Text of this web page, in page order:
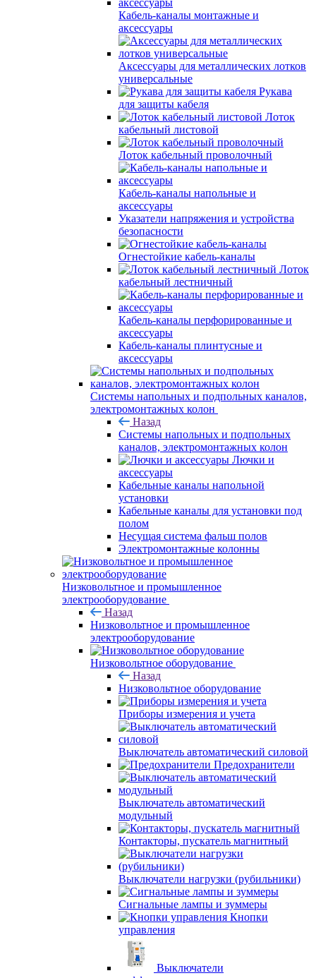
Кабель-каналы монтажные и
аксессуары
Аксессуары для металлических лотков
универсальные
Рукава
для защиты кабеля
Лоток
кабельный листовой
Лоток кабельный проволочный
Кабель-каналы напольные и
аксессуары
Указатели напряжения и устройства
безопасности
Огнестойкие кабель-каналы
Лоток
кабельный лестничный
Кабель-каналы перфорированные и
аксессуары
Кабель-каналы плинтусные и
аксессуары
Системы напольных и подпольных каналов,
электромонтажных колон
Назад
Системы напольных и подпольных
каналов, электромонтажных колон
Лючки и
аксессуары
Кабельные каналы напольной
установки
Кабельные каналы для установки под
полом
Несущая система фальш полов
Электромонтажные колонны
Низковольтное и промышленное
электрооборудование
Назад
Низковольтное и промышленное
электрооборудование
Низковольтное оборудование
Назад
Низковольтное оборудование
Приборы измерения и учета
Выключатель автоматический силовой
Предохранители
Выключатель автоматический
модульный
Контакторы, пускатель магнитный
Выключатели нагрузки (рубильники)
Сигнальные лампы и зуммеры
Кнопки
управления
Выключатели